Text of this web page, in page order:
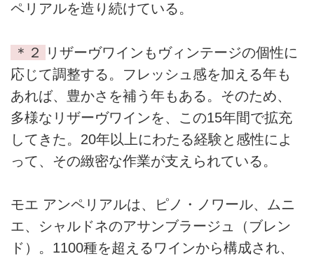
ペリアルを造り続けている。
＊２
リザーヴワインもヴィンテージの個性に
応じて調整する。フレッシュ感を加える年も
あれば、豊かさを補う年もある。そのため、
多様なリザーヴワインを、この15年間で拡充
してきた。20年以上にわたる経験と感性によ
って、その緻密な作業が支えられている。
モエ アンペリアルは、ピノ・ノワール、ムニ
エ、シャルドネのアサンブラージュ（ブレン
ド）。1100種を超えるワインから構成され、